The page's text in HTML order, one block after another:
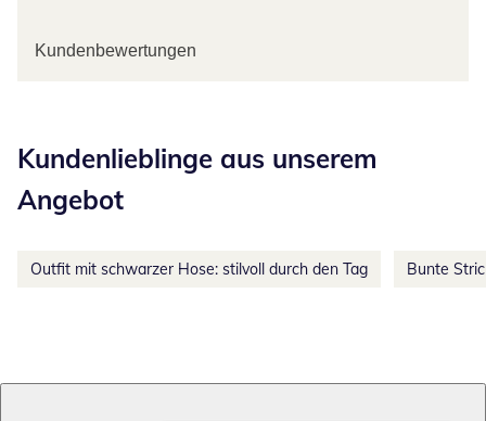
Kundenbewertungen
Kundenlieblinge aus unserem
Angebot
Outfit mit schwarzer Hose: stilvoll durch den Tag Bunte